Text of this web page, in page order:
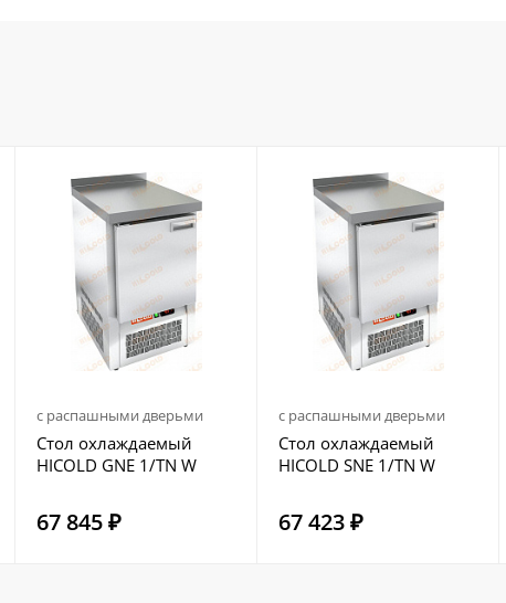
с распашными дверьми
Стол охлаждаемый
HICOLD GNE 1/TN W
67 845 ₽
с распашными дверьми
Стол охлаждаемый
HICOLD SNE 1/TN W
67 423 ₽